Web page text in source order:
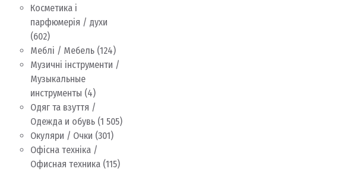
Косметика і
парфюмерія / духи
(602)
Меблі / Мебель (124)
Музичні інструменти /
Музыкальные
инструменты (4)
Одяг та взуття /
Одежда и обувь (1 505)
Окуляри / Очки (301)
Офісна техніка /
Офисная техника (115)